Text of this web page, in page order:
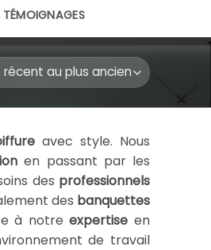
TÉMOIGNAGES
avec style. Nous
en passant par les
des professionnels
des banquettes
à notreexpertise en
de travail